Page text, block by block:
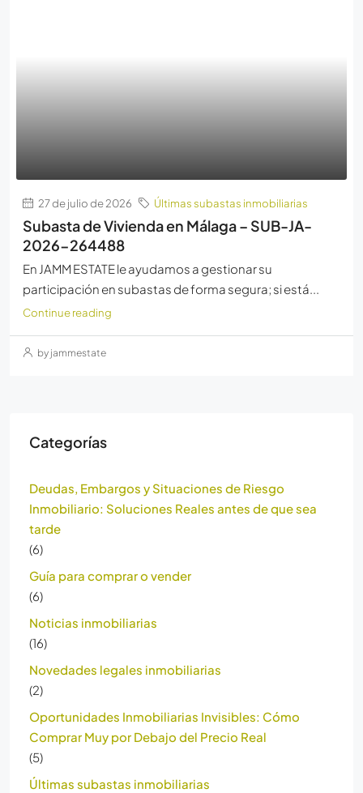
27 de julio de 2026 Últimas subastas inmobiliarias
Subasta de Vivienda en Málaga – SUB-JA-
2026-264488
En JAMM ESTATE le ayudamos a gestionar su
participación en subastas de forma segura; si está...
Continue reading
by jammestate
Categorías
Deudas, Embargos y Situaciones de Riesgo
Inmobiliario: Soluciones Reales antes de que sea
tarde
(6)
Guía para comprar o vender
(6)
Noticias inmobiliarias
(16)
Novedades legales inmobiliarias
(2)
Oportunidades Inmobiliarias Invisibles: Cómo
Comprar Muy por Debajo del Precio Real
(5)
Últimas subastas inmobiliarias